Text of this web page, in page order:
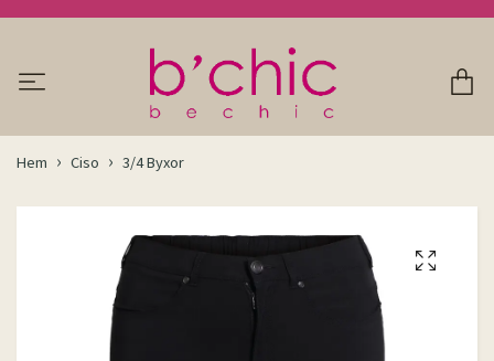
Hem Ciso 3/4 Byxor